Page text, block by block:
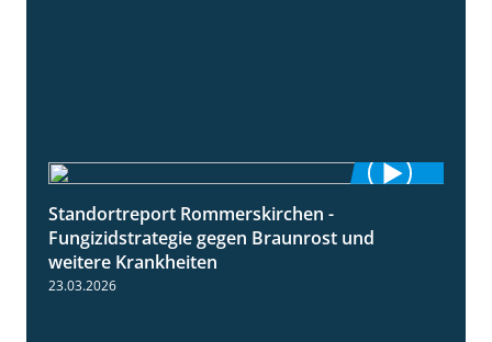
Standortreport Rommerskirchen -
Fungizidstrategie gegen Braunrost und
weitere Krankheiten
23.03.2026